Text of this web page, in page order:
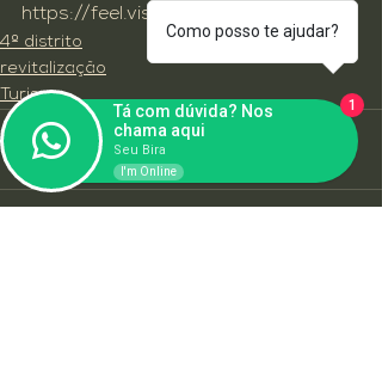
https://feel.visitbrasil.com/
4º distrito
revitalização
Turismo
Como posso te ajudar?
Tá com dúvida? Nos
chama aqui
Seu Bira
I'm Online
1